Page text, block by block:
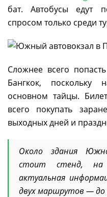
бат. Автобусы едут
спросом только среди
Сложнее всего
Бангкок,
основном тайцы.
всего покупать
выходных дней и
Около здания
стоит стенд, на
актуальная
двух маршрутов — до